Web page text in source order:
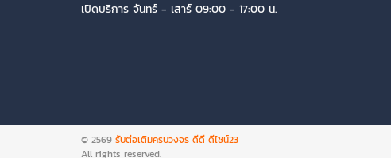
เปิดบริการ จันทร์ - เสาร์ 09:00 - 17:00 น.
© 2569 รับต่อเติมครบวงจร ดีดี ดีไซน์23
All rights reserved.